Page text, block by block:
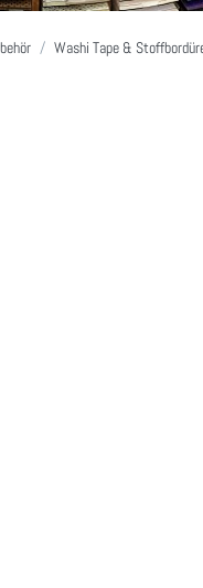
Washi Tape &